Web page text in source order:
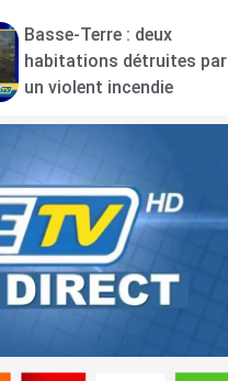
Basse-Terre : deux
habitations détruites par
un violent incendie